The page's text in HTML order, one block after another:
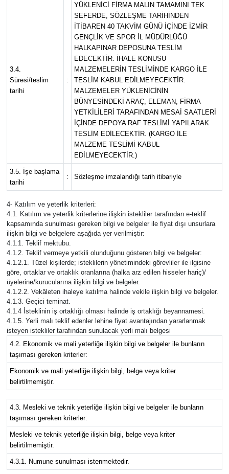
3.4.
Süresi/teslim
tarihi
:
YÜKLENİCİ FİRMA MALIN TAMAMINI TEK
SEFERDE, SÖZLEŞME TARİHİNDEN
İTİBAREN 40 TAKVİM GÜNÜ İÇİNDE İZMİR
GENÇLİK VE SPOR İL MÜDÜRLÜĞÜ
HALKAPINAR DEPOSUNA TESLİM
EDECEKTİR. İHALE KONUSU
MALZEMELERİN TESLİMİNDE KARGO İLE
TESLİM KABUL EDİLMEYECEKTİR.
MALZEMELER YÜKLENİCİNİN
BÜNYESİNDEKİ ARAÇ, ELEMAN, FİRMA
YETKİLİLERİ TARAFINDAN MESAİ SAATLERİ
İÇİNDE DEPOYA RAF TESLİMİ YAPILARAK
TESLİM EDİLECEKTİR. (KARGO İLE
MALZEME TESLİMİ KABUL
EDİLMEYECEKTİR.)
3.5. İşe başlama
tarihi
: Sözleşme imzalandığı tarih itibariyle
4- Katılım ve yeterlik kriterleri:
4.1. Katılım ve yeterlik kriterlerine ilişkin istekliler tarafından e-teklif
kapsamında sunulması gereken bilgi ve belgeler ile fiyat dışı unsurlara
ilişkin bilgi ve belgelere aşağıda yer verilmiştir:
4.1.1. Teklif mektubu.
4.1.2. Teklif vermeye yetkili olunduğunu gösteren bilgi ve belgeler:
4.1.2.1. Tüzel kişilerde; isteklilerin yönetimindeki görevliler ile ilgisine
göre, ortaklar ve ortaklık oranlarına (halka arz edilen hisseler hariç)/
üyelerine/kurucularına ilişkin bilgi ve belgeler.
4.1.2.2. Vekâleten ihaleye katılma halinde vekile ilişkin bilgi ve belgeler.
4.1.3. Geçici teminat.
4.1.4 İsteklinin iş ortaklığı olması halinde iş ortaklığı beyannamesi.
4.1.5. Yerli malı teklif edenler lehine fiyat avantajından yararlanmak
isteyen istekliler tarafından sunulacak yerli malı belgesi
4.2. Ekonomik ve mali yeterliğe ilişkin bilgi ve belgeler ile bunların
taşıması gereken kriterler:
Ekonomik ve mali yeterliğe ilişkin bilgi, belge veya kriter
belirtilmemiştir.
4.3. Mesleki ve teknik yeterliğe ilişkin bilgi ve belgeler ile bunların
taşıması gereken kriterler:
Mesleki ve teknik yeterliğe ilişkin bilgi, belge veya kriter
belirtilmemiştir.
4.3.1. Numune sunulması istenmektedir.